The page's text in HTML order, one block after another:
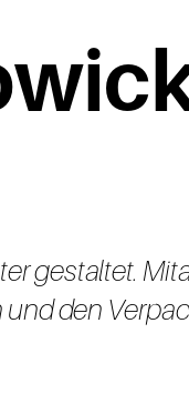
gestaltet.
den